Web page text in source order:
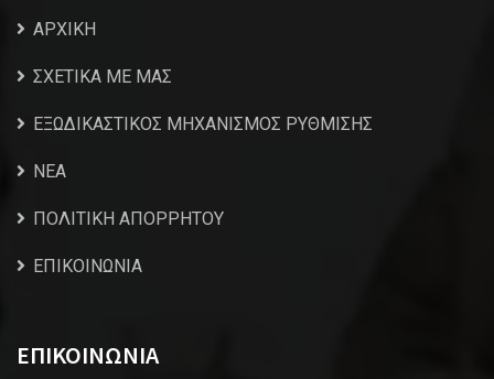
ΑΡΧΙΚΗ
ΣΧΕΤΙΚΑ ΜΕ ΜΑΣ
ΕΞΩΔΙΚΑΣΤΙΚΟΣ ΜΗΧΑΝΙΣΜΟΣ ΡΥΘΜΙΣΗΣ
NEA
ΠΟΛΙΤΙΚΗ ΑΠΟΡΡΗΤΟΥ
ΕΠΙΚΟΙΝΩΝΙΑ
ΕΠΙΚΟΙΝΩΝΙΑ